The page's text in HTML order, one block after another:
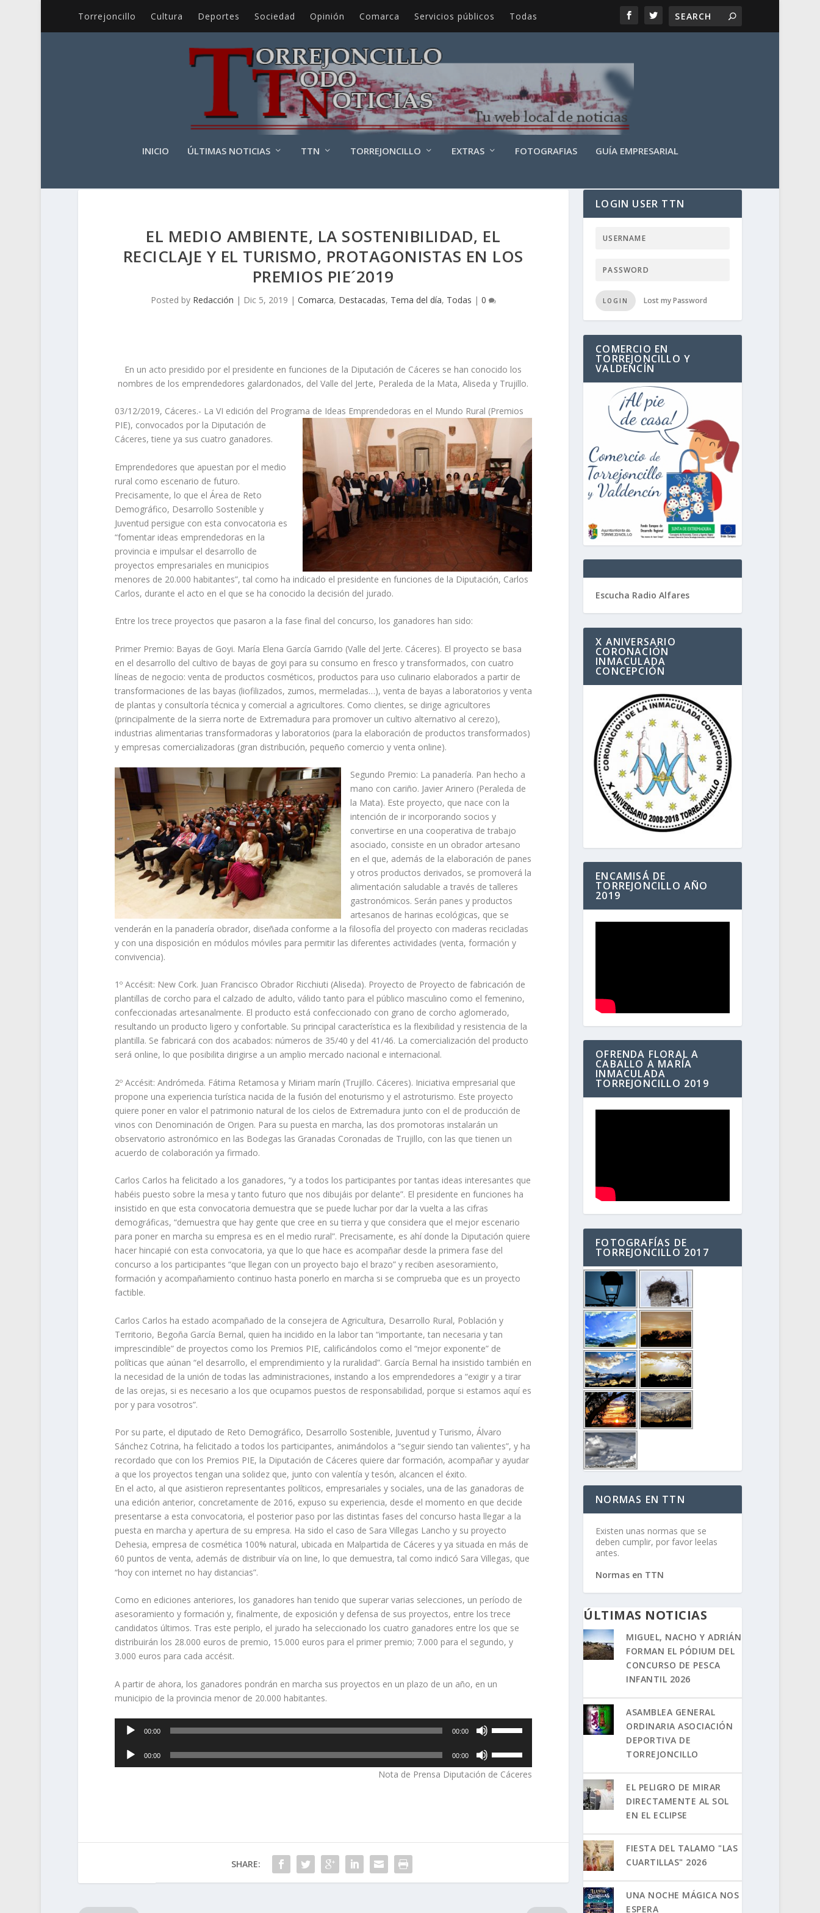
Torrejoncillo Cultura Deportes Sociedad Opinión Comarca Servicios públicos Todas
INICIO ÚLTIMAS NOTICIAS TTN TORREJONCILLO EXTRAS FOTOGRAFIAS GUÍA EMPRESARIAL
EL MEDIO AMBIENTE, LA SOSTENIBILIDAD, EL
RECICLAJE Y EL TURISMO, PROTAGONISTAS EN LOS
PREMIOS PIE´2019
Posted by Redacción | Dic 5, 2019 | Comarca, Destacadas, Tema del día, Todas | 0
En un acto presidido por el presidente en funciones de la Diputación de Cáceres se han conocido los
nombres de los emprendedores galardonados, del Valle del Jerte, Peraleda de la Mata, Aliseda y Trujillo.
03/12/2019, Cáceres.- La VI edición del Programa de Ideas Emprendedoras en el Mundo Rural (Premios
PIE), convocados por la Diputación de
Cáceres, tiene ya sus cuatro ganadores.
Emprendedores que apuestan por el medio
rural como escenario de futuro.
Precisamente, lo que el Área de Reto
Demográfico, Desarrollo Sostenible y
Juventud persigue con esta convocatoria es
“fomentar ideas emprendedoras en la
provincia e impulsar el desarrollo de
proyectos empresariales en municipios
menores de 20.000 habitantes”, tal como ha indicado el presidente en funciones de la Diputación, Carlos
Carlos, durante el acto en el que se ha conocido la decisión del jurado.
Entre los trece proyectos que pasaron a la fase final del concurso, los ganadores han sido:
Primer Premio: Bayas de Goyi. María Elena García Garrido (Valle del Jerte. Cáceres). El proyecto se basa
en el desarrollo del cultivo de bayas de goyi para su consumo en fresco y transformados, con cuatro
líneas de negocio: venta de productos cosméticos, productos para uso culinario elaborados a partir de
transformaciones de las bayas (liofilizados, zumos, mermeladas…), venta de bayas a laboratorios y venta
de plantas y consultoría técnica y comercial a agricultores. Como clientes, se dirige agricultores
(principalmente de la sierra norte de Extremadura para promover un cultivo alternativo al cerezo),
industrias alimentarias transformadoras y laboratorios (para la elaboración de productos transformados)
y empresas comercializadoras (gran distribución, pequeño comercio y venta online).
Segundo Premio: La panadería. Pan hecho a
mano con cariño. Javier Arinero (Peraleda de
la Mata). Este proyecto, que nace con la
intención de ir incorporando socios y
convertirse en una cooperativa de trabajo
asociado, consiste en un obrador artesano
en el que, además de la elaboración de panes
y otros productos derivados, se promoverá la
alimentación saludable a través de talleres
gastronómicos. Serán panes y productos
artesanos de harinas ecológicas, que se
venderán en la panadería obrador, diseñada conforme a la filosofía del proyecto con maderas recicladas
y con una disposición en módulos móviles para permitir las diferentes actividades (venta, formación y
convivencia).
1º Accésit: New Cork. Juan Francisco Obrador Ricchiuti (Aliseda). Proyecto de Proyecto de fabricación de
plantillas de corcho para el calzado de adulto, válido tanto para el público masculino como el femenino,
confeccionadas artesanalmente. El producto está confeccionado con grano de corcho aglomerado,
resultando un producto ligero y confortable. Su principal característica es la flexibilidad y resistencia de la
plantilla. Se fabricará con dos acabados: números de 35/40 y del 41/46. La comercialización del producto
será online, lo que posibilita dirigirse a un amplio mercado nacional e internacional.
2º Accésit: Andrómeda. Fátima Retamosa y Miriam marín (Trujillo. Cáceres). Iniciativa empresarial que
propone una experiencia turística nacida de la fusión del enoturismo y el astroturismo. Este proyecto
quiere poner en valor el patrimonio natural de los cielos de Extremadura junto con el de producción de
vinos con Denominación de Origen. Para su puesta en marcha, las dos promotoras instalarán un
observatorio astronómico en las Bodegas las Granadas Coronadas de Trujillo, con las que tienen un
acuerdo de colaboración ya firmado.
Carlos Carlos ha felicitado a los ganadores, “y a todos los participantes por tantas ideas interesantes que
habéis puesto sobre la mesa y tanto futuro que nos dibujáis por delante”. El presidente en funciones ha
insistido en que esta convocatoria demuestra que se puede luchar por dar la vuelta a las cifras
demográficas, “demuestra que hay gente que cree en su tierra y que considera que el mejor escenario
para poner en marcha su empresa es en el medio rural”. Precisamente, es ahí donde la Diputación quiere
hacer hincapié con esta convocatoria, ya que lo que hace es acompañar desde la primera fase del
concurso a los participantes “que llegan con un proyecto bajo el brazo” y reciben asesoramiento,
formación y acompañamiento continuo hasta ponerlo en marcha si se comprueba que es un proyecto
factible.
Carlos Carlos ha estado acompañado de la consejera de Agricultura, Desarrollo Rural, Población y
Territorio, Begoña García Bernal, quien ha incidido en la labor tan “importante, tan necesaria y tan
imprescindible” de proyectos como los Premios PIE, calificándolos como el “mejor exponente” de
políticas que aúnan “el desarrollo, el emprendimiento y la ruralidad”. García Bernal ha insistido también en
la necesidad de la unión de todas las administraciones, instando a los emprendedores a “exigir y a tirar
de las orejas, si es necesario a los que ocupamos puestos de responsabilidad, porque si estamos aquí es
por y para vosotros”.
Por su parte, el diputado de Reto Demográfico, Desarrollo Sostenible, Juventud y Turismo, Álvaro
Sánchez Cotrina, ha felicitado a todos los participantes, animándolos a “seguir siendo tan valientes”, y ha
recordado que con los Premios PIE, la Diputación de Cáceres quiere dar formación, acompañar y ayudar
a que los proyectos tengan una solidez que, junto con valentía y tesón, alcancen el éxito.
En el acto, al que asistieron representantes políticos, empresariales y sociales, una de las ganadoras de
una edición anterior, concretamente de 2016, expuso su experiencia, desde el momento en que decide
presentarse a esta convocatoria, el posterior paso por las distintas fases del concurso hasta llegar a la
puesta en marcha y apertura de su empresa. Ha sido el caso de Sara Villegas Lancho y su proyecto
Dehesia, empresa de cosmética 100% natural, ubicada en Malpartida de Cáceres y ya situada en más de
60 puntos de venta, además de distribuir vía on line, lo que demuestra, tal como indicó Sara Villegas, que
“hoy con internet no hay distancias”.
Como en ediciones anteriores, los ganadores han tenido que superar varias selecciones, un período de
asesoramiento y formación y, finalmente, de exposición y defensa de sus proyectos, entre los trece
candidatos últimos. Tras este periplo, el jurado ha seleccionado los cuatro ganadores entre los que se
distribuirán los 28.000 euros de premio, 15.000 euros para el primer premio; 7.000 para el segundo, y
3.000 euros para cada accésit.
A partir de ahora, los ganadores pondrán en marcha sus proyectos en un plazo de un año, en un
municipio de la provincia menor de 20.000 habitantes.
Reproductor
audio
00:00 00:00
i
l
i
Reproductor
00:00 00:00
i
Nota de Prensa Diputación de Cáceres
SHARE:
LOGIN USER TTN
LOGIN Lost my Password
COMERCIO EN
TORREJONCILLO Y
VALDENCÍN
Escucha Radio Alfares
X ANIVERSARIO
CORONACIÓN
INMACULADA
CONCEPCIÓN
ENCAMISÁ DE
TORREJONCILLO AÑO
2019
OFRENDA FLORAL A
CABALLO A MARÍA
INMACULADA
TORREJONCILLO 2019
FOTOGRAFÍAS DE
TORREJONCILLO 2017
NORMAS EN TTN
Existen unas normas que se
deben cumplir, por favor leelas
antes.
Normas en TTN
ÚLTIMAS NOTICIAS
MIGUEL, NACHO Y ADRIÁN
FORMAN EL PÓDIUM DEL
CONCURSO DE PESCA
INFANTIL 2026
ASAMBLEA GENERAL
ORDINARIA ASOCIACIÓN
DEPORTIVA DE
TORREJONCILLO
EL PELIGRO DE MIRAR
DIRECTAMENTE AL SOL
EN EL ECLIPSE
FIESTA DEL TALAMO "LAS
CUARTILLAS" 2026
UNA NOCHE MÁGICA NOS
ESPERA